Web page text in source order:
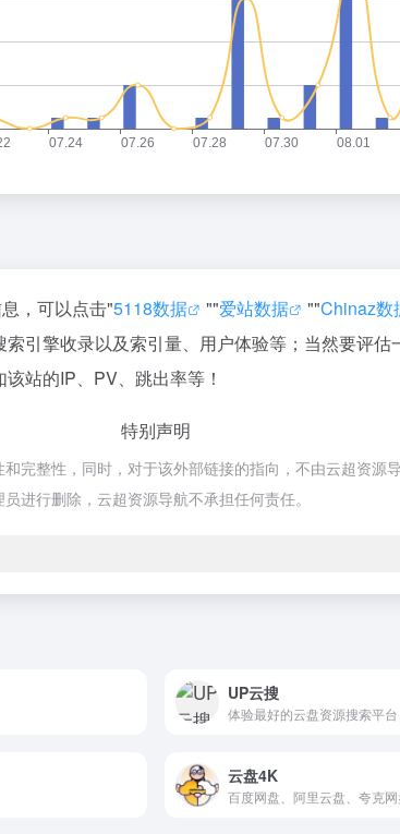
，可以点击"5118数据 ""爱站数据 ""Chinaz数
引擎收录以及索引量、用户体验等；当然要评
站的IP、PV、跳出率等！
特别声明
完整性，同时，对于该外部链接的指向，不由云超资
进行删除，云超资源导航不承担任何责任。
UP云搜
体验最好的云盘资源搜索平台
云盘4K
百度网盘、阿里云盘、夸克